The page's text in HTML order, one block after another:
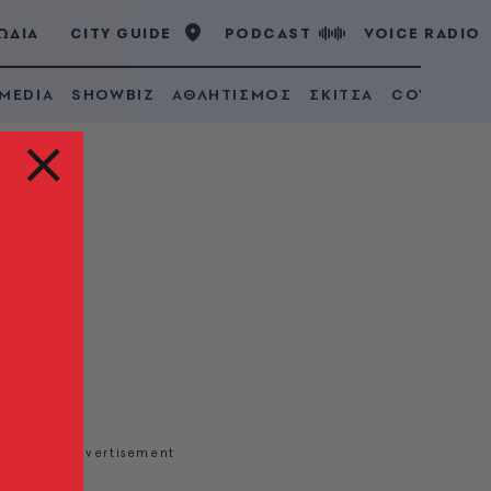
CITY GUIDE PODCAST VOICE RADIO
SHOWBIZ ΑΘΛΗΤΙΣΜΟΣ ΣΚΙΤΣΑ COVID 19